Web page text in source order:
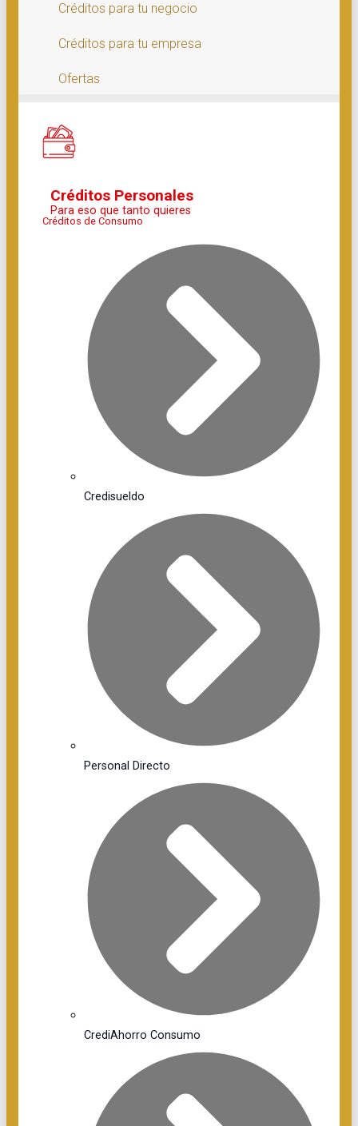
Créditos para tu negocio
Créditos para tu empresa
Ofertas
Créditos Personales
Para eso que tanto quieres
Créditos de Consumo
Credisueldo
Personal Directo
CrediAhorro Consumo